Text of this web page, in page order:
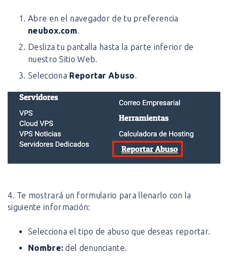
Abre en el navegador de tu preferencia
neubox.com.
Desliza tu pantalla hasta la parte inferior de
nuestro Sitio Web.
Selecciona Reportar Abuso.
4. Te mostrará un formulario para llenarlo con la
siguiente información:
Selecciona el tipo de abuso que deseas reportar.
Nombre: del denunciante.